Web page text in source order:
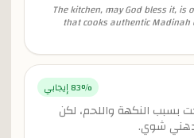
The kitchen, may God bless it,
that cooks authentic
83% إيجابي
بسبب النكهة واللحم، لكن
دهني شوي.